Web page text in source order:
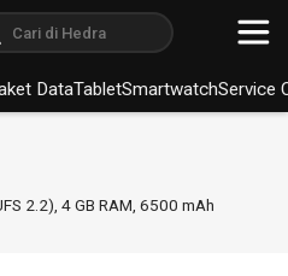
DataTabletSmartwatchService
2.2), 4 GB RAM 6500 mAh